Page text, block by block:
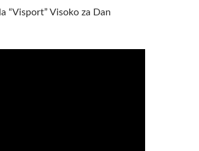
“Visport” Visoko za Dan